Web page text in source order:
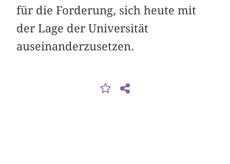
für die Forderung, sich heute mit
der Lage der Universität
auseinanderzusetzen.